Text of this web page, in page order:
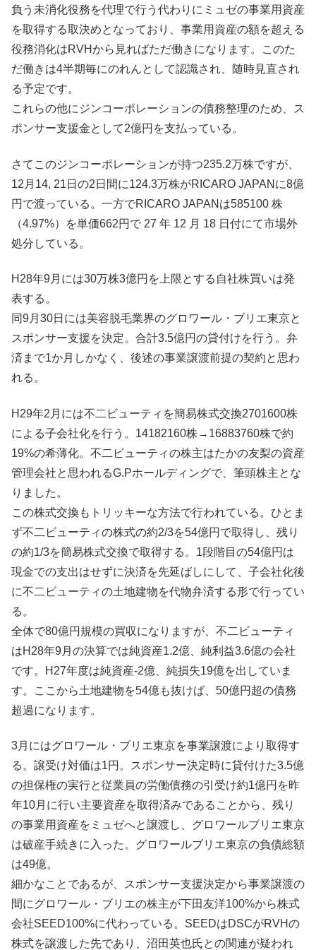
負う未消化役務を代理で行う代わりにミュゼの事業用資産
を取得する取決めとなっており、事業用資産の額を超える
役務消化はRVHから見ればただ働きになります。このた
だ働きは4半期毎にのれんとして認識され、随時見直され
る予定です。
これらの他にジンコーポレーションの債務整理のため、ス
ポンサー支援金として2億円を支払っている。
さてこのジンコーポレーションが持つ235.2万株ですが、
12月14, 21日の2日間に124.3万株がRICARO JAPANに8億
円で渡っている。一方でRICARO JAPANは585100 株
（4.97%）を単価662円で 27 年 12 月 18 日付にて市場外
処分している。
H28年9月には30万株3億円を上限とする自社株買いは発
表する。
同9月30日には美容脱毛業界のグロワール・ブリエ東京と
スポンサー支援を決定。合計3.5億円の貸付けを行う。弁
済まで1か月しかなく、後述の事業譲渡前提の契約と思わ
れる。
H29年2月には不二ビューティを簡易株式交換2701600株
による子会社化を行う。14182160株→16883760株で約
19%の希薄化。不二ビューティの株主はたかの友梨の資産
管理会社と思われるG.Pホールディングで、筆頭株主とな
りました。
この株式交換もトリッキーな方法で行われている。ひとま
ず不二ビューティの株式の約2/3を54億円で取得し、残り
の約1/3を簡易株式交換で取得する。1段階目の54億円は
現金での支出はせずに決済を先延ばしにして、子会社化後
に不二ビューティの土地建物を代物弁済する形で行ってい
る。
全体で80億円規模の買収になりますが、不二ビューティ
はH28年9月の決算では純資産1.2億、純利益3.6億の会社
です。H27年度は純資産-2億、純損失19億を出していま
す。ここから土地建物を54億も抜けば、50億円超の債務
超過になります。
3月にはグロワール・ブリエ東京を事業譲渡により取得す
る。譲受け対価は1円。スポンサー決定時に貸付けた3.5億
の担保権の実行と従業員の労働債務の引受け約1億円を昨
年10月に行い主要資産を取得済みであることから、残り
の事業用資産をミュゼへと譲渡し、グロワールブリエ東京
は破産手続きに入った。グロワールブリエ東京の負債総額
は49億。
細かなことであるが、スポンサー支援決定から事業譲渡の
間にグロワール・ブリエの株主が下田友洋100%から株式
会社SEED100%に代わっている。SEEDはDSCがRVHの
株式を譲渡した先であり、沼田英也氏との関連が疑われ